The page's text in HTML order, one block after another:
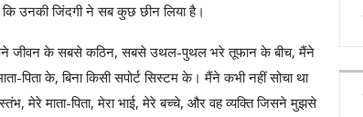
उनकी जिंदगी ने सब कुछ छीन लिया है।
जीवन के सबसे कठिन, सबसे उथल-पुथल भरे तूफान के बीच, मैंने
पिता के, बिना किसी सपोर्ट सिस्टम के। मैंने कभी नहीं सोचा था
मेरे माता-पिता, मेरा भाई, मेरे बच्चे, और वह व्यक्ति जिसने मुझसे